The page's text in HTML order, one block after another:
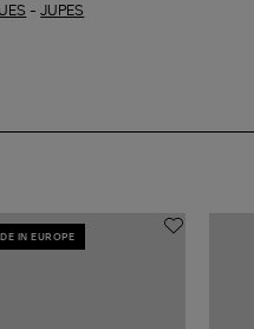
-JUPES
IN EUROPE